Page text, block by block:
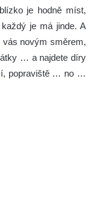
je hodně míst,
je má jinde. A
vás novým směrem,
… a najdete díry
popraviště … no …